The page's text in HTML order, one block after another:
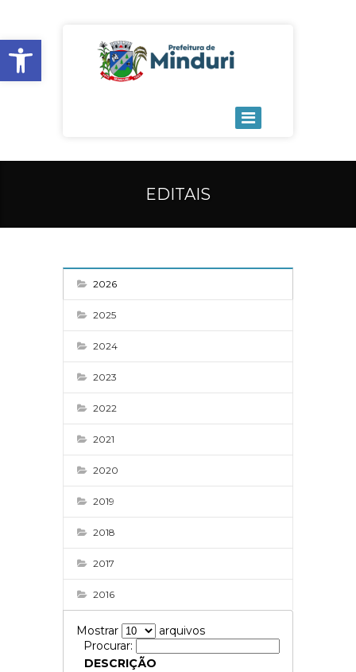
Open toolbar
EDITAIS
2026
2025
2024
2023
2022
2021
2020
2019
2018
2017
2016
Mostrar
arquivos
Procurar:
DESCRIÇÃO